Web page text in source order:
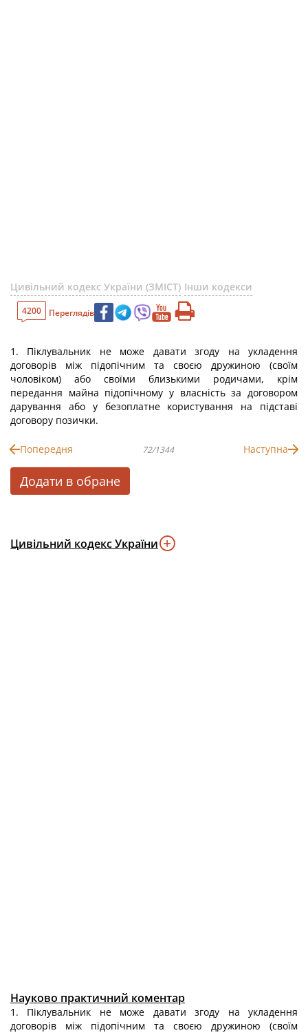
Цивільний кодекс України (ЗМІСТ) Інши кодекси
4200 Переглядів
1. Піклувальник не може давати згоду на укладення
договорів між підопічним та своєю дружиною (своїм
чоловіком) або своїми близькими родичами, крім
передання майна підопічному у власність за договором
дарування або у безоплатне користування на підставі
договору позички.
Попередня 72/1344 Наступна
Додати в обране
Цивільний кодекс України
Науково практичний коментар
1. Піклувальник не може давати згоду на укладення
договорів між підопічним та своєю дружиною (своїм